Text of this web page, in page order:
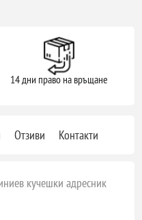
14 дни право на връщане
Отзиви Контакти
кучешки адресник